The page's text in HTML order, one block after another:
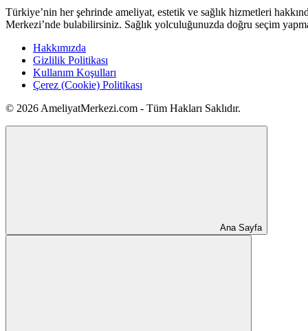
Türkiye’nin her şehrinde ameliyat, estetik ve sağlık hizmetleri
Merkezi’nde bulabilirsiniz. Sağlık yolculuğunuzda doğru seçim
Hakkımızda
Gizlilik Politikası
Kullanım Koşulları
Çerez (Cookie) Politikası
© 2026 AmeliyatMerkezi.com - Tüm Hakları Saklıdır.
Ana Sayfa